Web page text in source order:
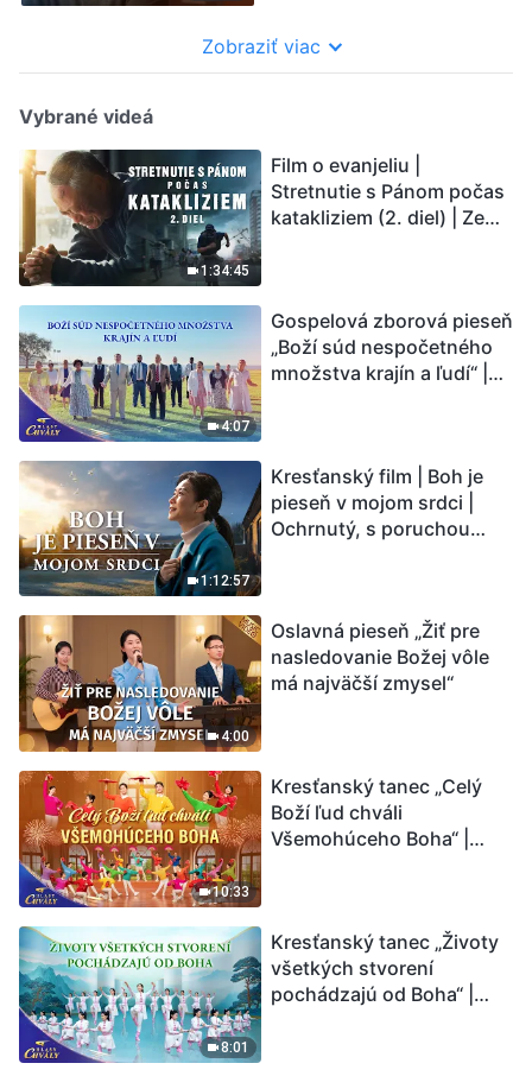
Zobraziť viac
Vybrané videá
1:34:45
Film o evanjeliu |
Stretnutie s Pánom počas
katakliziem (2. diel) | Zem
Ľudstvu sa začína
odpočítavať čas. Našli ste
spôsob, ako prežiť?
4:07
Gospelová zborová pieseň
„Boží súd nespočetného
množstva krajín a ľudí“ |
1:12:57
Kresťanský film | Boh je
pieseň v mojom srdci |
Ochrnutý, s poruchou
4:00
Oslavná pieseň „Žiť pre
nasledovanie Božej vôle
má najväčší zmysel“
10:33
Kresťanský tanec „Celý
Boží ľud chváli
Všemohúceho Boha“ |
8:01
Kresťanský tanec „Životy
všetkých stvorení
pochádzajú od Boha“ |